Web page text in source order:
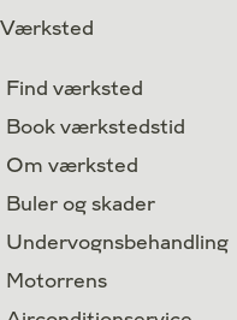
Værksted
Find værksted
Book værkstedstid
Om værksted
Buler og skader
Undervognsbehandling
Motorrens